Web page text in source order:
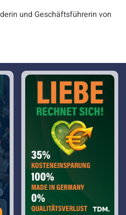
und Geschäftsführerin von